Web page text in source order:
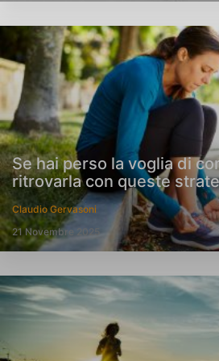
Se hai perso la voglia di
ritrovarla con queste
Claudio Gervasoni
21 Novembre 2025